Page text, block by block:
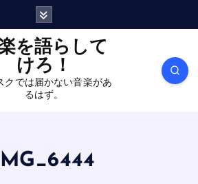
けろ！
クでは届かない音楽があ
るはず。